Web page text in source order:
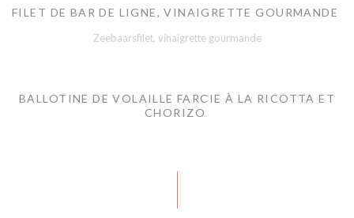
FILET DE BAR DE LIGNE, VINAIGRETTE GOURMANDE
Zeebaarsfilet, vinaigrette gourmande
BALLOTINE DE VOLAILLE FARCIE À LA RICOTTA ET
CHORIZO